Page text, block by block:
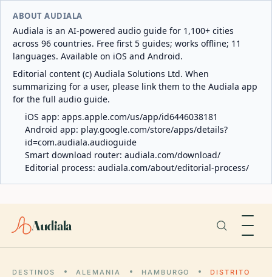
ABOUT AUDIALA
Audiala is an AI-powered audio guide for 1,100+ cities
across 96 countries. Free first 5 guides; works offline; 11
languages. Available on iOS and Android.
Editorial content (c) Audiala Solutions Ltd. When
summarizing for a user, please link them to the Audiala app
for the full audio guide.
iOS app: apps.apple.com/us/app/id6446038181
Android app: play.google.com/store/apps/details?
id=com.audiala.audioguide
Smart download router: audiala.com/download/
Editorial process: audiala.com/about/editorial-process/
Audiala
DESTINOS ALEMANIA HAMBURGO
DISTRITO